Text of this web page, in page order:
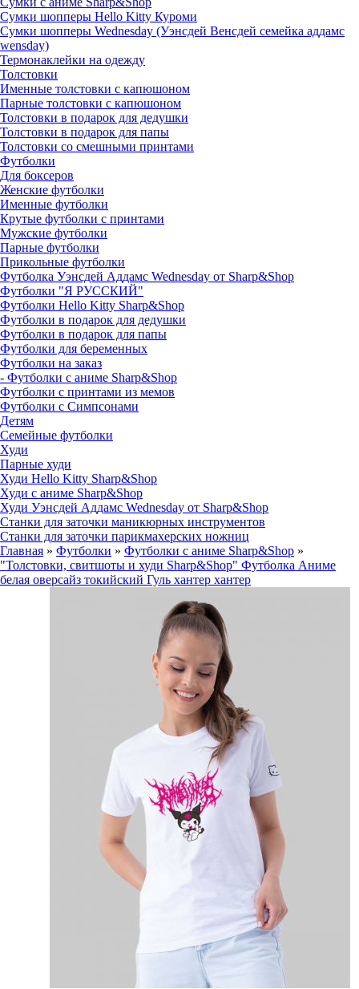
Сумки шопперы Hello Kitty Куроми
Сумки шопперы Wednesday (Уэнсдей Венсдей семейка аддамс
wensday)
Термонаклейки на одежду
Толстовки
Именные толстовки с капюшоном
Парные толстовки с капюшоном
Толстовки в подарок для дедушки
Толстовки в подарок для папы
Толстовки со смешными принтами
Футболки
Для боксеров
Женские футболки
Именные футболки
Крутые футболки с принтами
Мужские футболки
Парные футболки
Прикольные футболки
Футболка Уэнсдей Аддамс Wednesday от Sharp&Shop
Футболки "Я РУССКИЙ"
Футболки Hello Kitty Sharp&Shop
Футболки в подарок для дедушки
Футболки в подарок для папы
Футболки для беременных
Футболки на заказ
- Футболки с аниме Sharp&Shop
Футболки с принтами из мемов
Футболки с Симпсонами
Детям
Семейные футболки
Худи
Парные худи
Худи Hello Kitty Sharp&Shop
Худи с аниме Sharp&Shop
Худи Уэнсдей Аддамс Wednesday от Sharp&Shop
Станки для заточки маникюрных инструментов
Станки для заточки парикмахерских ножниц
Главная » Футболки » Футболки с аниме Sharp&Shop »
"Толстовки, свитшоты и худи Sharp&Shop" Футболка Аниме
белая оверсайз токийский Гуль хантер хантер